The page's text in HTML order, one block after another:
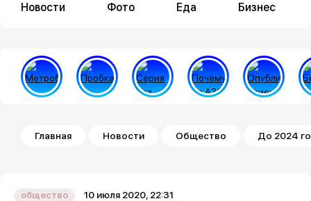
Новости Фото Еда Бизнес
Строка навигации
Главная Новости Общество До 2024
общество 10 июля 2020, 22:31